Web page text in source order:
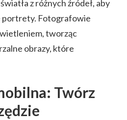
z różnych źródeł, aby
Fotografowie
tworząc
obrazy, które
Twórz